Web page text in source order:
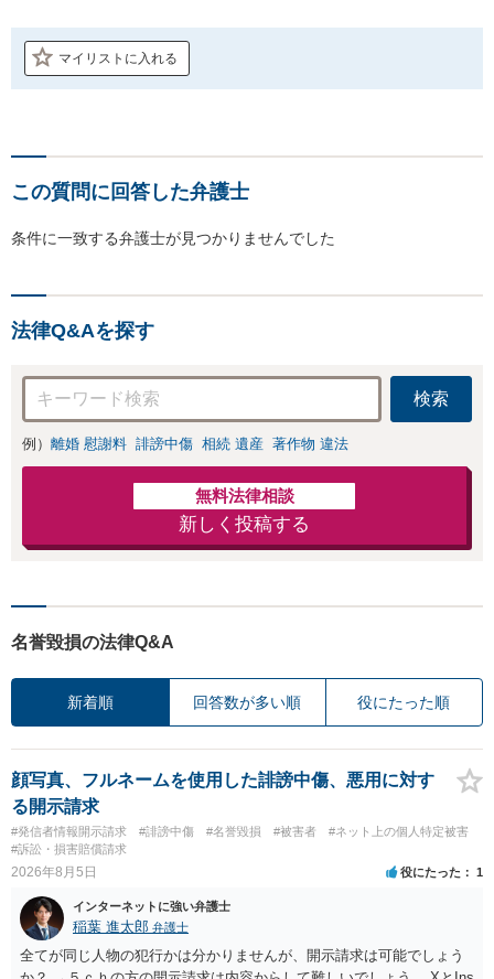
マイリストに入れる
この質問に回答した弁護士
条件に一致する弁護士が見つかりませんでした
法律Q&Aを探す
検索
例） 離婚 慰謝料 誹謗中傷 相続 遺産 著作物 違法
無料法律相談
新しく投稿する
名誉毀損の法律Q&A
新着順 回答数が多い順 役にたった順
顔写真、フルネームを使用した誹謗中傷、悪用に対す
る開示請求
#発信者情報開示請求 #誹謗中傷 #名誉毀損 #被害者
#ネット上の個人特定被害
#訴訟・損害賠償請求
2026年8月5日 役にたった 1
インターネットに強い弁護士
稲葉 進太郎 弁護士
全てが同じ人物の犯行かは分かりませんが、開示請求は可能でしょう